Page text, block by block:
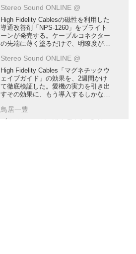
Stereo Sound ONLINE @
High Fidelity Cablesの磁性を利用した
導通改善剤「NPS-1260」をブライト
ーンが発売する。ケーブルコネクター
の先端に薄く塗るだけで、明瞭度がア
Stereo Sound ONLINE @
High Fidelity Cables「マグネチックウ
ェイブガイド」の効果を、2週間かけ
て徹底検証した。愛機の実力を引き出
すその効果に、もう導入するしかな
鳥居一豊